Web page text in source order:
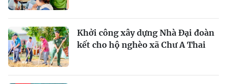
Khởi công xây dựng Nhà Đại đoàn
kết cho hộ nghèo xã Chư A Thai